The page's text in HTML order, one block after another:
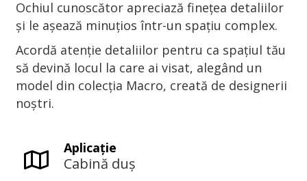
Ochiul cunoscător apreciază finețea detaliilor
și le așează minuțios într-un spațiu complex.
Acordă atenție detaliilor pentru ca spațiul tău
să devină locul la care ai visat, alegând un
model din colecția Macro, creată de designerii
noștri.
Aplicaţie
Cabină duș